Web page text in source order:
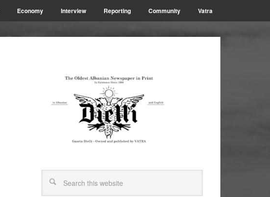
Economy Interview Reporting Community Vatra